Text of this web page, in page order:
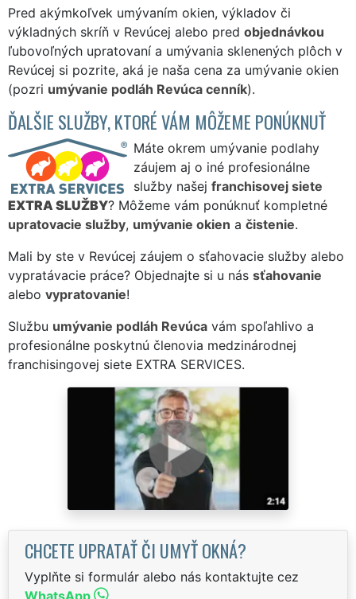
Pred akýmkoľvek umývaním okien, výkladov či
výkladných skríň v Revúcej alebo pred objednávkou
ľubovoľných upratovaní a umývania sklenených plôch v
Revúcej si pozrite, aká je naša cena za umývanie okien
(pozri umývanie podláh Revúca cenník).
ĎALŠIE SLUŽBY, KTORÉ VÁM MÔŽEME PONÚKNUŤ
Máte okrem umývanie podlahy
záujem aj o iné profesionálne
služby našej franchisovej siete
EXTRA SLUŽBY? Môžeme vám ponúknuť kompletné
upratovacie služby, umývanie okien a čistenie.
Mali by ste v Revúcej záujem o sťahovacie služby alebo
vypratávacie práce? Objednajte si u nás sťahovanie
alebo vypratovanie!
Službu umývanie podláh Revúca vám spoľahlivo a
profesionálne poskytnú členovia medzinárodnej
franchisingovej siete EXTRA SERVICES.
CHCETE UPRATAŤ ČI UMYŤ OKNÁ?
Vyplňte si formulár alebo nás kontaktujte cez
WhatsApp